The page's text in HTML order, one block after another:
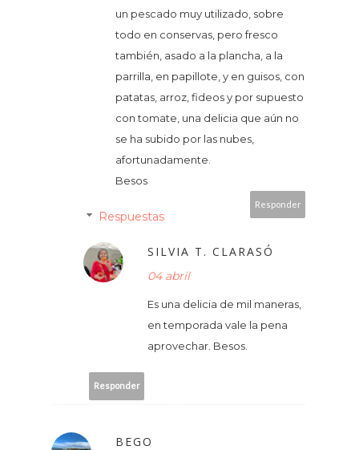
un pescado muy utilizado, sobre
todo en conservas, pero fresco
también, asado a la plancha, a la
parrilla, en papillote, y en guisos, con
patatas, arroz, fideos y por supuesto
con tomate, una delicia que aún no
se ha subido por las nubes,
afortunadamente.
Besos
Responder
Respuestas
SILVIA T. CLARASÓ
04 abril
Es una delicia de mil maneras,
en temporada vale la pena
aprovechar. Besos.
Responder
BEGO